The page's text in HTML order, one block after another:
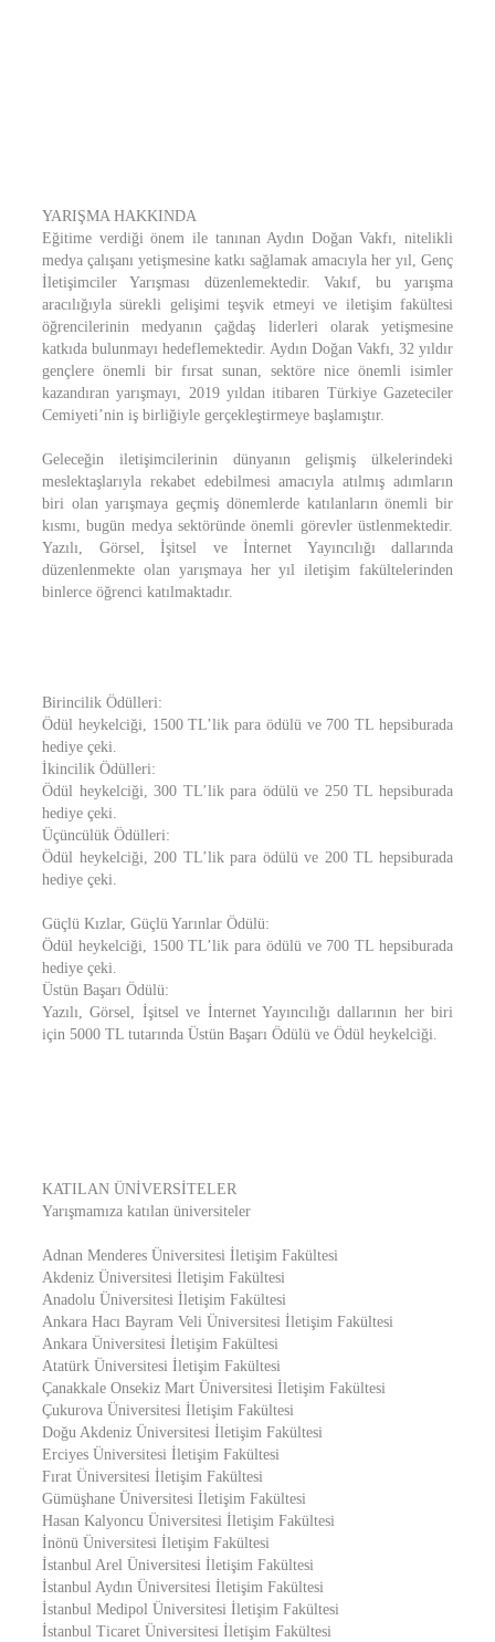
YARIŞMA HAKKINDA
Eğitime verdiği önem ile tanınan Aydın Doğan Vakfı, nitelikli
medya çalışanı yetişmesine katkı sağlamak amacıyla her yıl, Genç
İletişimciler Yarışması düzenlemektedir. Vakıf, bu yarışma
aracılığıyla sürekli gelişimi teşvik etmeyi ve iletişim fakültesi
öğrencilerinin medyanın çağdaş liderleri olarak yetişmesine
katkıda bulunmayı hedeflemektedir. Aydın Doğan Vakfı, 32 yıldır
gençlere önemli bir fırsat sunan, sektöre nice önemli isimler
kazandıran yarışmayı, 2019 yıldan itibaren Türkiye Gazeteciler
Cemiyeti’nin iş birliğiyle gerçekleştirmeye başlamıştır.
Geleceğin iletişimcilerinin dünyanın gelişmiş ülkelerindeki
meslektaşlarıyla rekabet edebilmesi amacıyla atılmış adımların
biri olan yarışmaya geçmiş dönemlerde katılanların önemli bir
kısmı, bugün medya sektöründe önemli görevler üstlenmektedir.
Yazılı, Görsel, İşitsel ve İnternet Yayıncılığı dallarında
düzenlenmekte olan yarışmaya her yıl iletişim fakültelerinden
binlerce öğrenci katılmaktadır.
Birincilik Ödülleri:
Ödül heykelciği, 1500 TL’lik para ödülü ve 700 TL hepsiburada
hediye çeki.
İkincilik Ödülleri:
Ödül heykelciği, 300 TL’lik para ödülü ve 250 TL hepsiburada
hediye çeki.
Üçüncülük Ödülleri:
Ödül heykelciği, 200 TL’lik para ödülü ve 200 TL hepsiburada
hediye çeki.
Güçlü Kızlar, Güçlü Yarınlar Ödülü:
Ödül heykelciği, 1500 TL’lik para ödülü ve 700 TL hepsiburada
hediye çeki.
Üstün Başarı Ödülü:
Yazılı, Görsel, İşitsel ve İnternet Yayıncılığı dallarının her biri
için 5000 TL tutarında Üstün Başarı Ödülü ve Ödül heykelciği.
KATILAN ÜNİVERSİTELER
Yarışmamıza katılan üniversiteler
Adnan Menderes Üniversitesi İletişim Fakültesi
Akdeniz Üniversitesi İletişim Fakültesi
Anadolu Üniversitesi İletişim Fakültesi
Ankara Hacı Bayram Veli Üniversitesi İletişim Fakültesi
Ankara Üniversitesi İletişim Fakültesi
Atatürk Üniversitesi İletişim Fakültesi
Çanakkale Onsekiz Mart Üniversitesi İletişim Fakültesi
Çukurova Üniversitesi İletişim Fakültesi
Doğu Akdeniz Üniversitesi İletişim Fakültesi
Erciyes Üniversitesi İletişim Fakültesi
Fırat Üniversitesi İletişim Fakültesi
Gümüşhane Üniversitesi İletişim Fakültesi
Hasan Kalyoncu Üniversitesi İletişim Fakültesi
İnönü Üniversitesi İletişim Fakültesi
İstanbul Arel Üniversitesi İletişim Fakültesi
İstanbul Aydın Üniversitesi İletişim Fakültesi
İstanbul Medipol Üniversitesi İletişim Fakültesi
İstanbul Ticaret Üniversitesi İletişim Fakültesi